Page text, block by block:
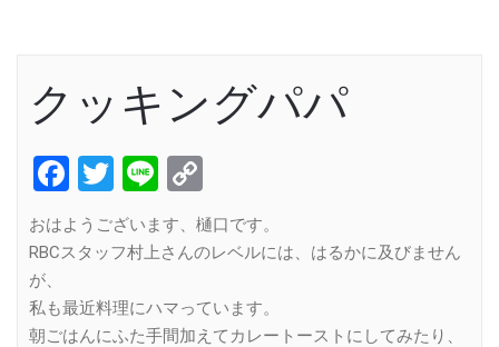
クッキングパパ
Facebook
Twitter
Line
Link
おはようございます、樋口です。
RBCスタッフ村上さんのレベルには、はるかに及びません
が、
私も最近料理にハマっています。
朝ごはんにふた手間加えてカレートーストにしてみたり、